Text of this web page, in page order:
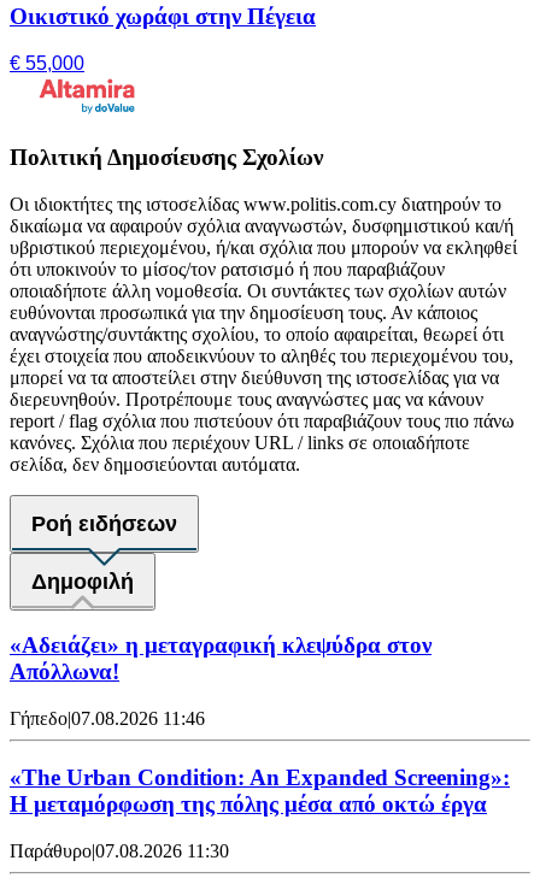
Οικιστικό χωράφι στην Πέγεια
€ 55,000
Πολιτική Δημοσίευσης Σχολίων
Οι ιδιοκτήτες της ιστοσελίδας www.politis.com.cy διατηρούν το
δικαίωμα να αφαιρούν σχόλια αναγνωστών, δυσφημιστικού και/ή
υβριστικού περιεχομένου, ή/και σχόλια που μπορούν να εκληφθεί
ότι υποκινούν το μίσος/τον ρατσισμό ή που παραβιάζουν
οποιαδήποτε άλλη νομοθεσία. Οι συντάκτες των σχολίων αυτών
ευθύνονται προσωπικά για την δημοσίευση τους. Αν κάποιος
αναγνώστης/συντάκτης σχολίου, το οποίο αφαιρείται, θεωρεί ότι
έχει στοιχεία που αποδεικνύουν το αληθές του περιεχομένου του,
μπορεί να τα αποστείλει στην διεύθυνση της ιστοσελίδας για να
διερευνηθούν. Προτρέπουμε τους αναγνώστες μας να κάνουν
report / flag σχόλια που πιστεύουν ότι παραβιάζουν τους πιο πάνω
κανόνες. Σχόλια που περιέχουν URL / links σε οποιαδήποτε
σελίδα, δεν δημοσιεύονται αυτόματα.
Ροή ειδήσεων
Δημοφιλή
«Αδειάζει» η μεταγραφική κλεψύδρα στον
Απόλλωνα!
Γήπεδο|07.08.2026 11:46
«The Urban Condition: An Expanded Screening»:
Η μεταμόρφωση της πόλης μέσα από οκτώ έργα
Παράθυρο|07.08.2026 11:30